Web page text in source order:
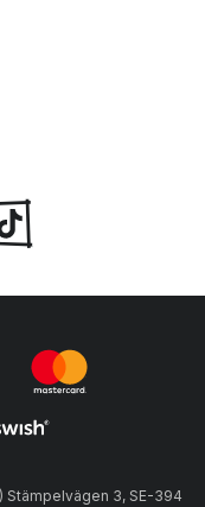
Stämpelvägen 3, SE-394